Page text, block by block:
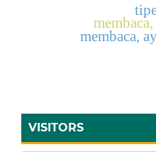
membaca,
VISITORS